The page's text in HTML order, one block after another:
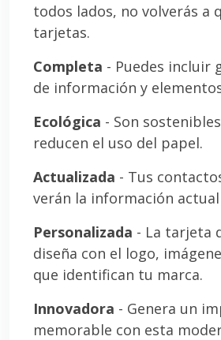
todos lados, no volverás a
tarjetas.
Completa - Puedes incluir
de información y
Ecológica - Son
reducen el uso del papel.
Actualizada - Tus
verán la información
Personalizada - La tarjeta
diseña con el logo,
que identifican tu marca.
Innovadora - Genera un
memorable con esta